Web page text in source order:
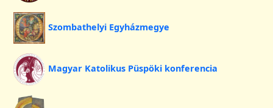
Szombathelyi Egyházmegye
Magyar Katolikus Püspöki konferencia